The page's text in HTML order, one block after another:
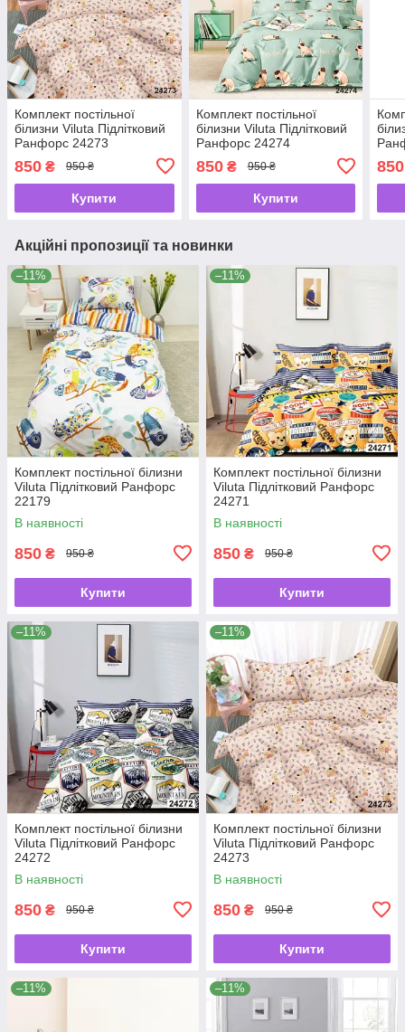
Комплект постільної
білизни Viluta Підлітковий
Ранфорс 24273
850 ₴ 950 ₴
Купити
Комплект постільної
білизни Viluta Підлітковий
Ранфорс 24274
850₴ 950 ₴
Купити
850
Акційні пропозиції та новинки
–11%
Комплект постільної білизни
Viluta Підлітковий Ранфорс
22179
В наявності
850 ₴ 950 ₴
Купити
–11%
Комплект постільної білизни
Viluta Підлітковий Ранфорс
24271
В наявності
850 ₴ 950 ₴
Купити
–11%
Комплект постільної білизни
Viluta Підлітковий Ранфорс
24272
В наявності
850 ₴ 950 ₴
Купити
–11%
Комплект постільної білизни
Viluta Підлітковий Ранфорс
24273
В наявності
850 ₴ 950 ₴
Купити
–11% –11%